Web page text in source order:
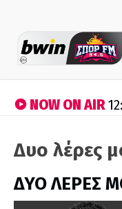
NOW ON AIR
Δυο λέρες
ΔΥΟ ΛΕΡΕΣ